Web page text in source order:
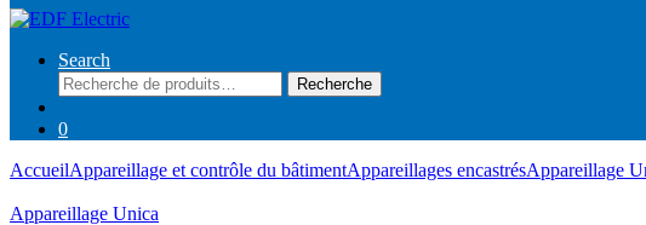
Search
Recherche
pour :
Recherche
0
AccueilAppareillage et contrôle du bâtimentAppareillages encastrésAppareillage
Appareillage Unica